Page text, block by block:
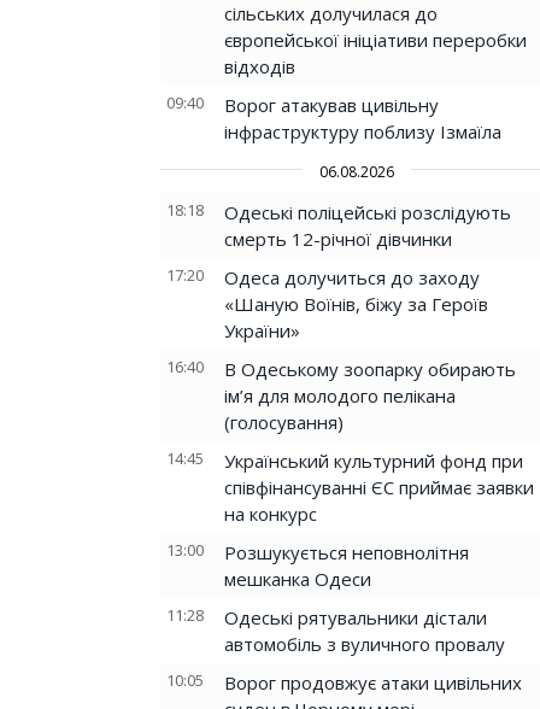
сільських долучилася до
європейської ініціативи переробки
відходів
09:40
Ворог атакував цивільну
інфраструктуру поблизу Ізмаїла
06.08.2026
18:18
Одеські поліцейські розслідують
смерть 12-річної дівчинки
17:20
Одеса долучиться до заходу
«Шаную Воїнів, біжу за Героїв
України»
16:40
В Одеському зоопарку обирають
ім’я для молодого пелікана
(голосування)
14:45
Український культурний фонд при
співфінансуванні ЄС приймає заявки
на конкурс
13:00
Розшукується неповнолітня
мешканка Одеси
11:28
Одеські рятувальники дістали
автомобіль з вуличного провалу
10:05
Ворог продовжує атаки цивільних